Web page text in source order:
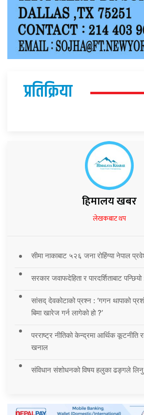
प्रतिक्रिया
हिमालय खबर
लेखकबाट थप
सीमा नाकाबाट ५२६ जना रोहिंग्या नेपाल
सरकार जवाफदेहिता र पारदर्शिताबाट
सांसद् देवकोटाको प्रश्न : ‘गगन थापाको
बिमा खारेज गर्न लागेको हो ?’
परराष्ट्र नीतिको केन्द्रमा आर्थिक कूटनीति
खनाल
संविधान संशोधनको विषय हलुका ढङ्गले